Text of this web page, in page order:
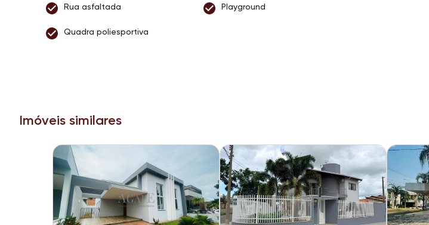
Rua asfaltada Playground
Quadra poliesportiva
Imóveis similares